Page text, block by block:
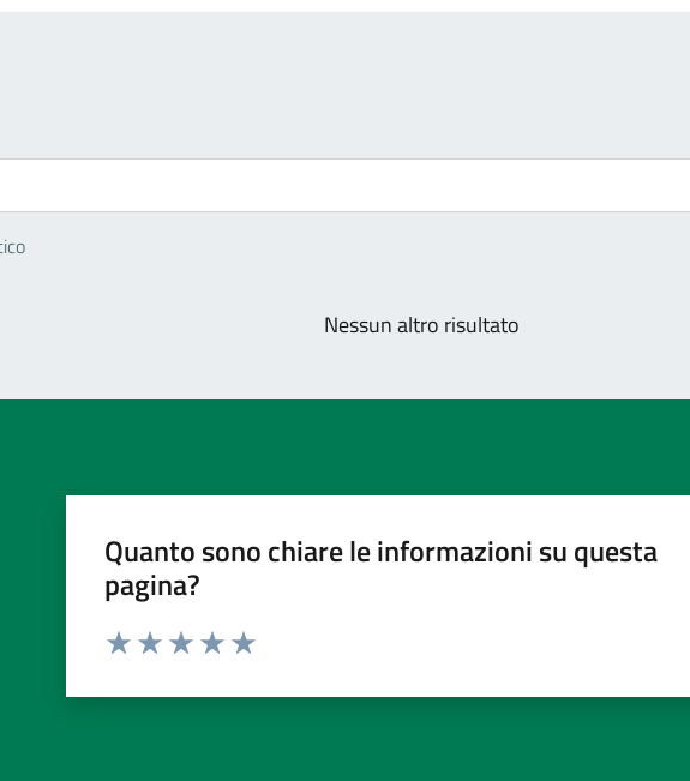
Nessun altro risultato
Quanto sono chiare le informazioni su questa
pagina?